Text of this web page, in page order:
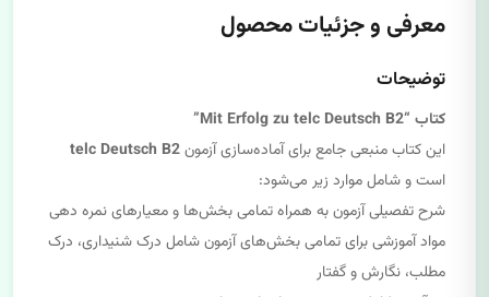
معرفی و جزئیات محصول
توضیحات
کتاب “Mit Erfolg zu telc Deutsch B2”
این کتاب منبعی جامع برای آماده‌سازی آزمونtelc Deutsch B2
است و شامل موارد زیر می‌شود:
شرح تفصیلی آزمون به همراه تمامی بخش‌ها و معیارهای نمره دهی
مواد آموزشی برای تمامی بخش‌های آزمون شامل درک شنیداری، درک
مطلب، نگارش و گفتار